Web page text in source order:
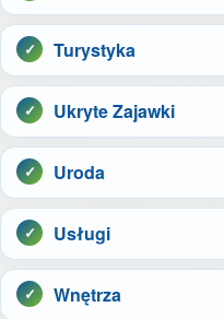
Turystyka
Ukryte Zajawki
Uroda
Usługi
Wnętrza